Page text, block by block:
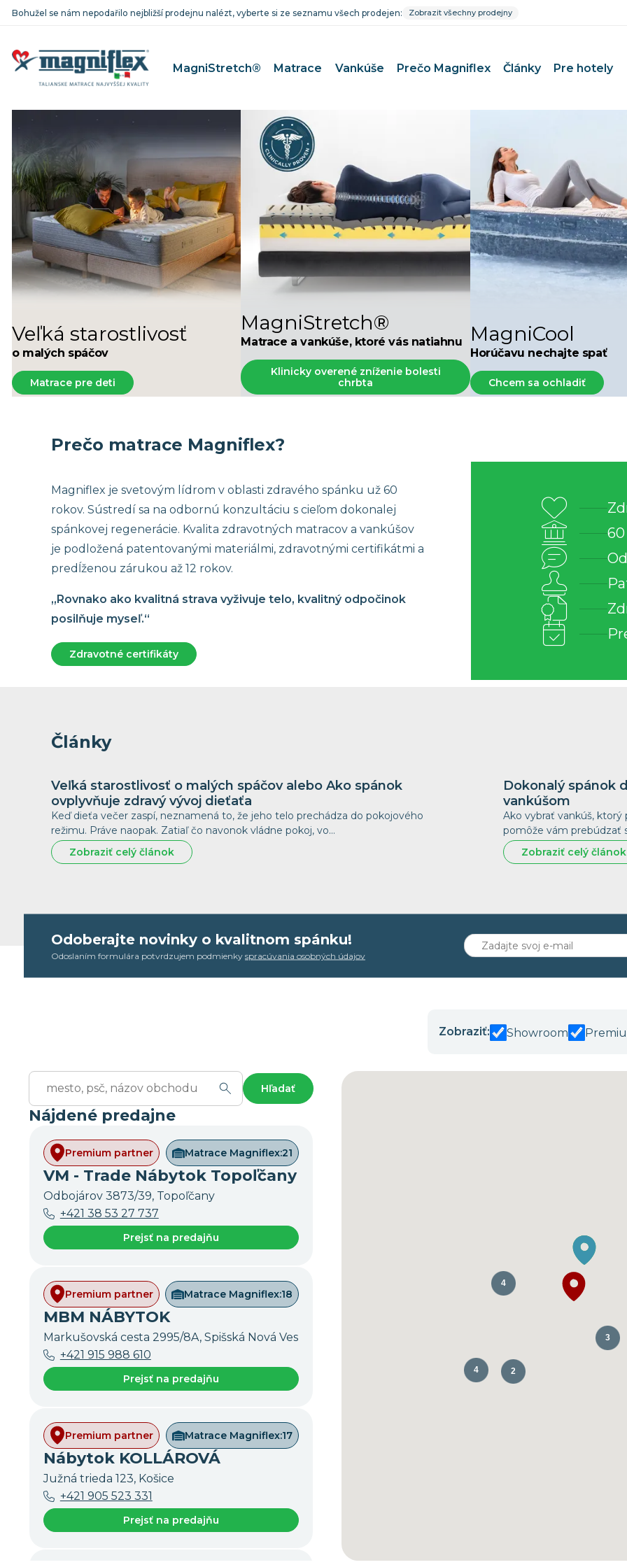
Bohužel se nám nepodařilo nejbližší prodejnu nalézt, vyberte si ze seznamu všech prodejen: Zobrazit všechny prodejny
MagniStretch® Matrace
MagniFico
MagniStretch®
Dolce Vita
MagniCool
Classico
Riposo
Baby Line
Matrace pre pár
Matrace pre deti
Matrace pre bábätko
Matrace pre športovcov
Matrace pre alergikov
Matrace pre seniorov
Matrace pri bolestiach chrbta
Uvoľnenie medzistavcových
Matrace pri Bechterevovej
Matrace pri artróze a
Pre dlhodobo pripútaných
Termoregulačné matrace
Prevencia a zdravie
Stredne tuhé matrace
Tuhé matrace
Matrace 195×85 cm
Matrace 180×200 cm
Akýkoľvek rozmer
Náhradné poťahy
Cenník
Vankúše Prečo Magniflex Články Pre hotely
Veľká starostlivosť
o malých spáčov
Matrace pre deti
MagniStretch®
Matrace a vankúše, ktoré vás natiahnu
Klinicky overené zníženie bolesti
chrbta
MagniCool
Horúčavu nechajte spať
Chcem sa ochladiť
Prečo matrace Magniflex?
Magniflex je svetovým lídrom v oblasti zdravého spánku už 60
rokov. Sústredí sa na odbornú konzultáciu s cieľom dokonalej
spánkovej regenerácie. Kvalita zdravotných matracov a vankúšov
je podložená patentovanými materiálmi, zdravotnými certifikátmi a
predĺženou zárukou až 12 rokov.
„Rovnako ako kvalitná strava vyživuje telo, kvalitný odpočinok
posilňuje myseľ.“
Zdravotné certifikáty
Články
Veľká starostlivosť o malých spáčov alebo Ako spánok
ovplyvňuje zdravý vývoj dieťaťa
Keď dieťa večer zaspí, neznamená to, že jeho telo prechádza do pokojového
režimu. Práve naopak. Zatiaľ čo navonok vládne pokoj, vo…
Zobraziť celý článok
Dokonalý spánok
vankúšom
Ako vybrať vankúš, ktorý
pomôže vám prebúdzať
Zobraziť celý článok
Odoberajte novinky o kvalitnom spánku!
Odoslaním formulára potvrdzujem podmienky spracúvania osobných údajov
Zobraziť: Showroom
Hľadať
Nájdené predajne
Premium partner Matrace Magniflex:21
VM - Trade Nábytok Topoľčany
Odbojárov 3873/39, Topoľčany
+421 38 53 27 737
Prejsť na predajňu
Premium partner Matrace Magniflex:18
MBM NÁBYTOK
Markušovská cesta 2995/8A, Spišská Nová Ves
+421 915 988 610
Prejsť na predajňu
Premium partner Matrace Magniflex:17
Nábytok KOLLÁROVÁ
Južná trieda 123, Košice
+421 905 523 331
Prejsť na predajňu
4
3
4 2